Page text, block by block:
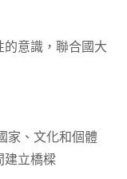
意識，聯合國大
家、文化和個體
建立橋樑